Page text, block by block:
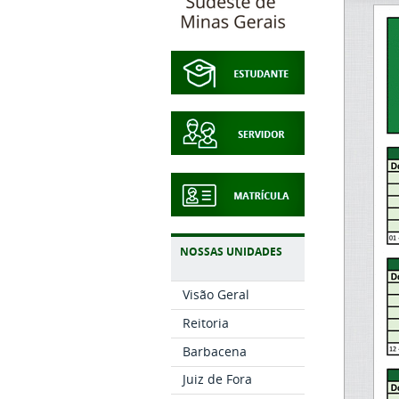
NOSSAS UNIDADES
Visão Geral
Reitoria
Barbacena
Juiz de Fora